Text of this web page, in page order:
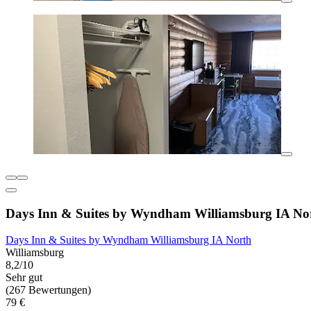
Days Inn & Suites by Wyndham Williamsburg IA
Days Inn & Suites by Wyndham Williamsburg IA North
Williamsburg
8,2/10
Sehr gut
(267 Bewertungen)
79 €